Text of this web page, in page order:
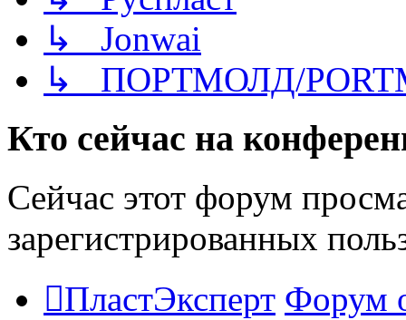
↳ Jonwai
↳ ПОРТМОЛД/
Кто сейчас на
Сейчас этот форум
зарегистрированных
ПластЭксперт Форум